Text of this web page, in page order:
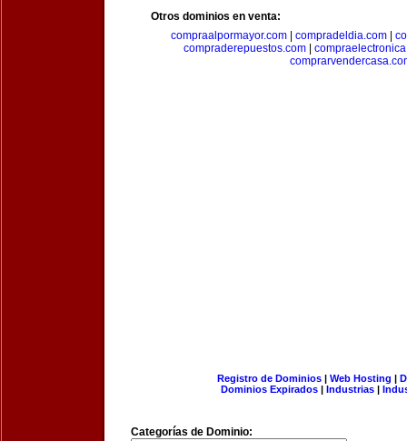
Otros dominios en venta:
compraalpormayor.com| compradeldia.com|
compraderepuestos.com|
Registro de Dominios| Web Hosting |
Dominios Expirados | Industrias |
Categorías de Dominio: